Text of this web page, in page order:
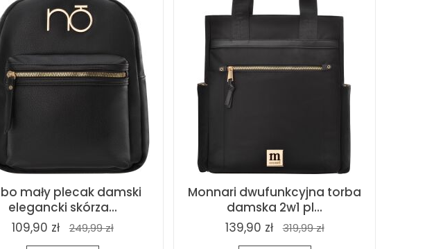
mały plecak damski
elegancki skórza...
109,90 zł
249,99 zł
Monnari dwufunkcyjna torba
damska 2w1 pl...
139,90 zł
319,99 zł